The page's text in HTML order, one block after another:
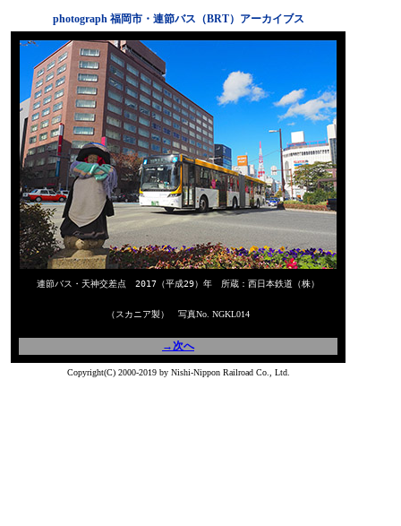
photograph 福岡市・連節バス（BRT）アーカイブス
連節バス・天神交差点 2017（平成29）年 所蔵：西日本鉄道（株）
（スカニア製） 写真No. NGKL014
→次へ
Copyright(C) 2000-2019 by Nishi-Nippon Railroad Co., Ltd.